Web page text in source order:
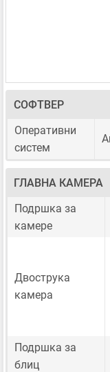
СОФТВЕР
Оперативни
систем
ГЛАВНА КАМЕРА
Подршка за
камере
Двострука
камера
Подршка за
блиц